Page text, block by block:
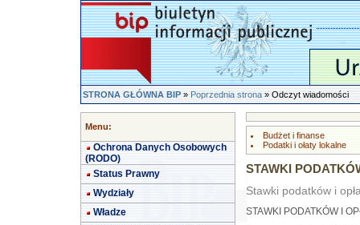
STRONA GŁÓWNA BIP»Poprzednia strona» Odczyt wiadomości
Menu:
Ochrona Danych Osobowych
(RODO)
Status Prawny
Wydziały
Władze
Budżet i finanse
Podatki i ołaty lokalne
STAWKI
Stawki podatków i
STAWKI PODATKÓW I